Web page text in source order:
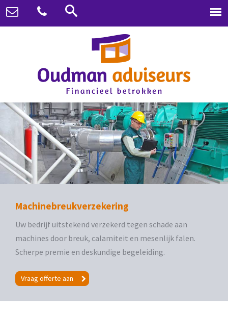
Machinebreukverzekering
Uw bedrijf uitstekend verzekerd tegen schade aan
machines door breuk, calamiteit en mesenlijk falen.
Scherpe premie en deskundige begeleiding.
Vraag offerte aan